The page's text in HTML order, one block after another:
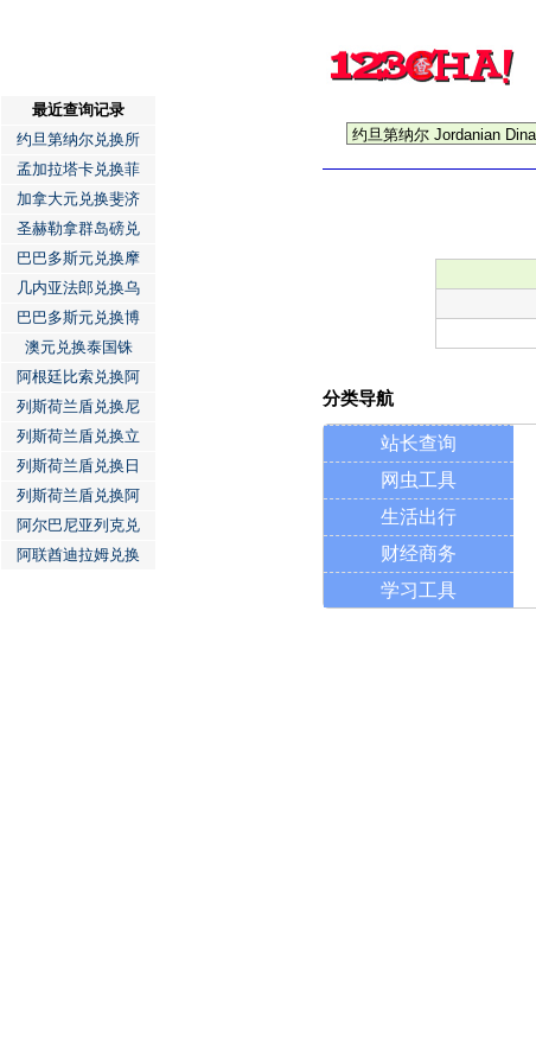
最近查询记录
约旦第纳尔兑换所
孟加拉塔卡兑换菲
加拿大元兑换斐济
圣赫勒拿群岛磅兑
巴巴多斯元兑换摩
几内亚法郎兑换乌
巴巴多斯元兑换博
澳元兑换泰国铢
阿根廷比索兑换阿
列斯荷兰盾兑换尼
列斯荷兰盾兑换立
列斯荷兰盾兑换日
列斯荷兰盾兑换阿
阿尔巴尼亚列克兑
阿联酋迪拉姆兑换
分类导航
站长查询
网虫工具
生活出行
财经商务
学习工具